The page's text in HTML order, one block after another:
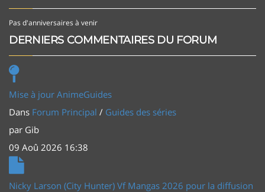
Pas d'anniversaires à venir
DERNIERS COMMENTAIRES DU FORUM
Mise à jour AnimeGuides
Dans Forum Principal / Guides des séries
par Gib
09 Aoû 2026 16:38
Nicky Larson (City Hunter) Vf Mangas 2026 pour la diffusion